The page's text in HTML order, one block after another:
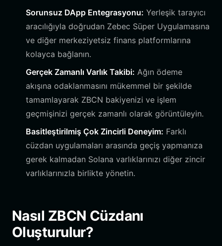
Sorunsuz DApp Entegrasyonu: Yerleşik tarayıcı
aracılığıyla doğrudan Zebec Süper Uygulamasına
ve diğer merkeziyetsiz finans platformlarına
kolayca bağlanın.
Gerçek Zamanlı Varlık Takibi: Ağın ödeme
akışına odaklanmasını mükemmel bir şekilde
tamamlayarak ZBCN bakiyenizi ve işlem
geçmişinizi gerçek zamanlı olarak görüntüleyin.
Basitleştirilmiş Çok Zincirli Deneyim: Farklı
cüzdan uygulamaları arasında geçiş yapmanıza
gerek kalmadan Solana varlıklarınızı diğer zincir
varlıklarınızla birlikte yönetin.
Nasıl ZBCN Cüzdanı
Oluşturulur?